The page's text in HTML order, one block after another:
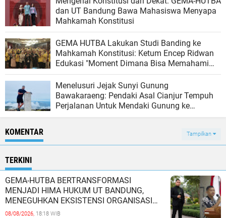
dan UT Bandung Bawa Mahasiswa Menyapa
Mahkamah Konstitusi
GEMA HUTBA Lakukan Studi Banding ke
Mahkamah Konstitusi: Ketum Encep Ridwan
Edukasi "Moment Dimana Bisa Memahami
Hukum Lebih Luas".
‎Menelusuri Jejak Sunyi Gunung
Bawakaraeng: Pendaki Asal Cianjur Tempuh
Perjalanan Untuk Mendaki Gunung ke
KOMENTAR
Tampilkan
TERKINI
GEMA-HUTBA BERTRANSFORMASI
MENJADI HIMA HUKUM UT BANDUNG,
MENEGUHKAN EKSISTENSI ORGANISASI
MAHASISWA HUKUM UNIVERSITAS
08/08/2026, 18:18 WIB